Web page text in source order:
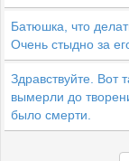
Батюшка, что
Очень стыдно за
Здравствуйте. Вот
вымерли до
было смерти.